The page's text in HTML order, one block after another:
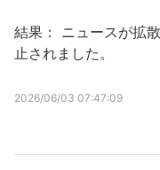
結果： ニュースが拡
止されました。
2026/06/03 07:47:09